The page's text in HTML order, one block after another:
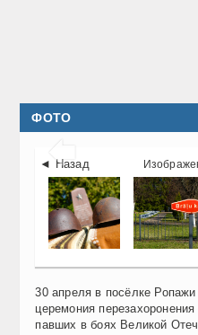
ФОТО

◄ Назад
30 апреля в посёлке
церемония
павших в боях Великой